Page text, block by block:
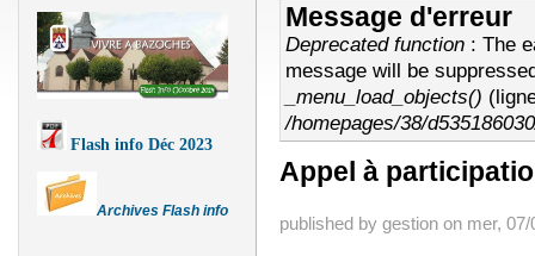
Flash info Déc 2023
Archives Flash info
Message d'erreur
Deprecated function: The
message will be
_menu_load_objects()
/homepages/38/
Appel à
published by gestionon mer, 07/